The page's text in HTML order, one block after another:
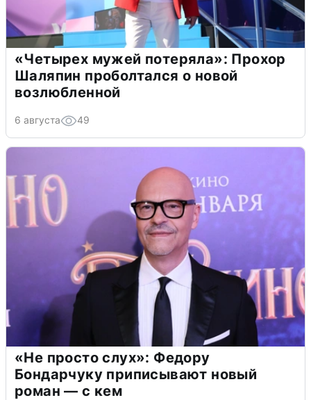
«Четырех мужей потеряла»: Прохор
Шаляпин проболтался о новой
возлюбленной
6 августа 49
«Не просто слух»: Федору
Бондарчуку приписывают новый
роман — с кем